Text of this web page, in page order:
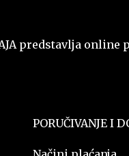
predstavlja
PORUČIVANJE I